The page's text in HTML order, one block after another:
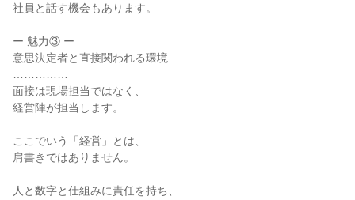
社員と話す機会もあります。
ー 魅力③ ー
意思決定者と直接関われる環境
面接は現場担当ではなく、
経営陣が担当します。
ここでいう「経営」とは、
肩書きではありません。
人と数字と仕組みに責任を持ち、